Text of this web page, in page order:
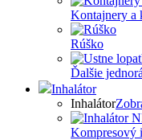
Kontajnery a
Rúško
Ďalšie
Inhalátor
Inhalátor
Kompresový